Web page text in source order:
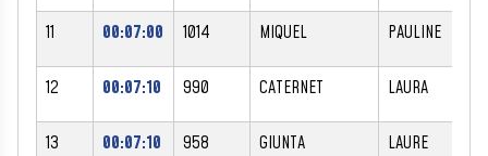
11 00:07:00 1014 MIQUEL PAULINE
12 00:07:10 990 CATERNET LAURA
13 00:07:10 958 GIUNTA LAURE